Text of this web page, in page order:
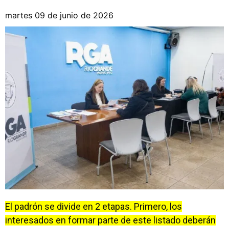
martes 09 de junio de 2026
El padrón se divide en 2 etapas. Primero, los
interesados en formar parte de este listado deberán